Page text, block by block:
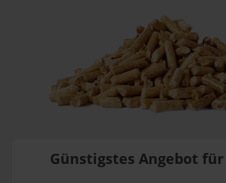
Günstigstes Angebot für